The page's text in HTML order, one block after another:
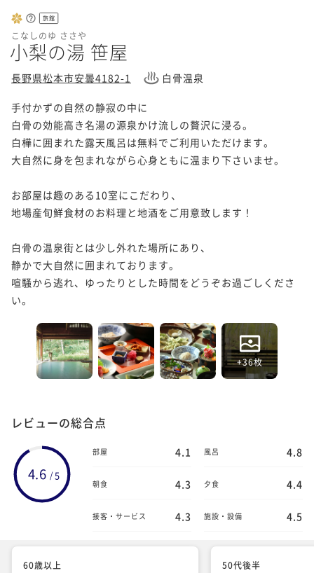
旅館
こなしのゆ ささや
小梨の湯 笹屋
長野県松本市安曇4182-1 白骨温泉
手付かずの自然の静寂の中に
白骨の効能高き名湯の源泉かけ流しの贅沢に浸る。
白樺に囲まれた露天風呂は無料でご利用いただけます。
大自然に身を包まれながら心身ともに温まり下さいませ。
お部屋は趣のある10室にこだわり、
地場産旬鮮食材のお料理と地酒をご用意致します！
白骨の温泉街とは少し外れた場所にあり、
静かで大自然に囲まれております。
喧騒から逃れ、ゆったりとした時間をどうぞお過ごしくださ
い。
+36枚
レビューの総合点
4.6 / 5
部屋 4.1 風呂 4.8
朝食 4.3 夕食 4.4
接客・サービス 4.3 施設・設備 4.5
60歳以上
50代後半